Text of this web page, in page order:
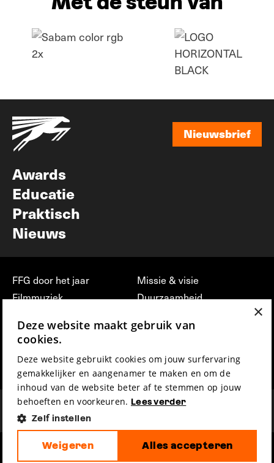
Nieuwsbrief
Awards
Educatie
Praktisch
Nieuws
FFG door het jaar
Filmmuziek
Press & Industry
Film Fest Friends
Missie & visie
Duurzaamheid
vrijwilligerswerk bij FFG
Privacy & Disclaimer
×
Deze website maakt gebruik van
cookies.
Deze website gebruikt cookies om jouw surfervaring
gemakkelijker en aangenamer te maken en om de
inhoud van de website beter af te stemmen op jouw
behoeften en voorkeuren. Lees verder
Zelf instellen
Alles accepteren
Weigeren